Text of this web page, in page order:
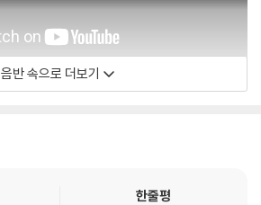
음반 속으로 더보기
한줄평